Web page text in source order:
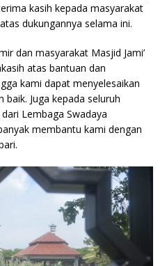
kasih kepada masyarakat
dukungannya selama ini.
dan masyarakat Masjid Jami’
atas bantuan dan
kami dapat menyelesaikan
Juga kepada seluruh
Lembaga Swadaya
membantu kami dengan